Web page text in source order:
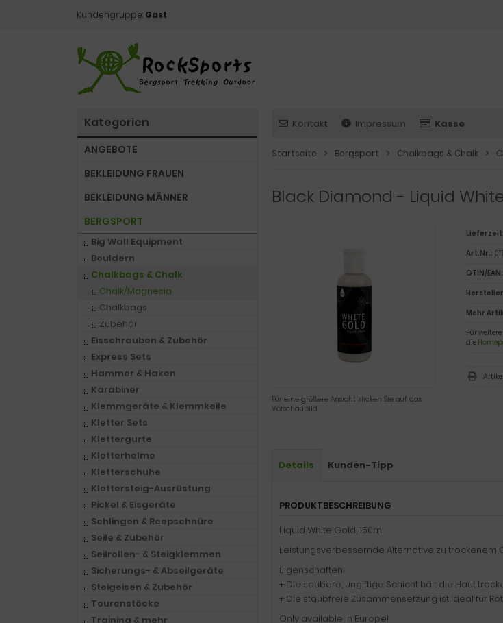
Kundengruppe: Gast
Kontakt Impressum Kasse
Startseite Bergsport Chalkbags & Chalk
Black Diamond - Liquid
Für eine größere Ansicht klicken Sie auf das
Vorschaubild
Lieferzeit:
Art.Nr.:
GTIN/EAN:
Mehr
Für
die
Details Kunden-Tipp
PRODUKTBESCHREIBUNG
Liquid White Gold, 150ml
Leistungsverbessernde Alternative zu trockenem
Eigenschaften:
+ Die saubere, ungiftige Schicht hält die Haut
+ Die staubfreie Zusammensetzung ist ideal für
Only available in Europe!
Kategorien
ANGEBOTE
BEKLEIDUNG FRAUEN
BEKLEIDUNG MÄNNER
BERGSPORT
Big Wall Equipment
Bouldern
Chalkbags & Chalk
Chalk/Magnesia
Chalkbags
Zubehör
Eisschrauben & Zubehör
Express Sets
Hammer & Haken
Karabiner
Klemmgeräte & Klemmkeile
Kletter Sets
Klettergurte
Kletterhelme
Kletterschuhe
Klettersteig-Ausrüstung
Pickel & Eisgeräte
Schlingen & Reepschnüre
Seile & Zubehör
Seilrollen- & Steigklemmen
Sicherungs- & Abseilgeräte
Steigeisen & Zubehör
Tourenstöcke
Training & mehr